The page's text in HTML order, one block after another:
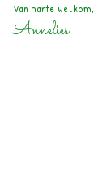
Van harte welkom,
Annelies